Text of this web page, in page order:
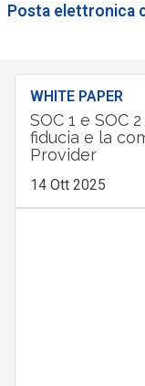
Posta elettronica
WHITE PAPER
SOC 1 e SOC
fiducia e la
Provider
14 Ott 2025